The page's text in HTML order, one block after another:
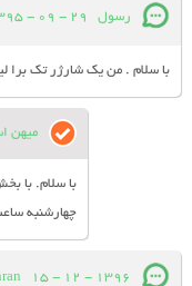
رسول 29 - 09 - 1395
با سلام . من یک شارژر تک برا
میهن
با سلام. با
چهارشنبه ساعت 10 الی 14
15 - 12 - 1396